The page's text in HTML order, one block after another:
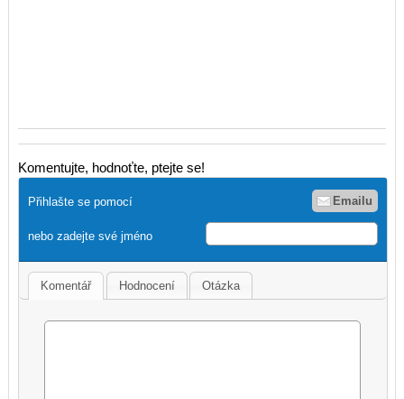
Komentujte, hodnoťte, ptejte se!
Přihlašte se pomocí Emailu
nebo zadejte své jméno
Komentář Hodnocení Otázka